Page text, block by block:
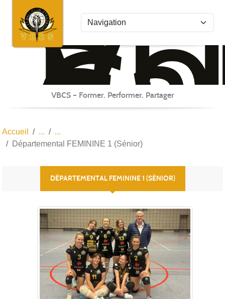
VBCS – Former. Performer. Partager
Accueil
Départemental FEMININE 1 (Sénior)
DÉPARTEMENTAL FEMININE 1 (SÉNIOR)
Panneau de gestion des cookies